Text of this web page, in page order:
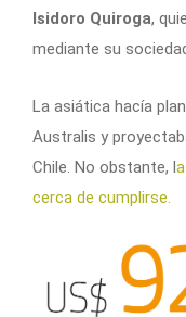
Isidoro Quiroga,
mediante su
La asiática hacía
Australis y
Chile. No obstante, l
cerca de cumplirse.